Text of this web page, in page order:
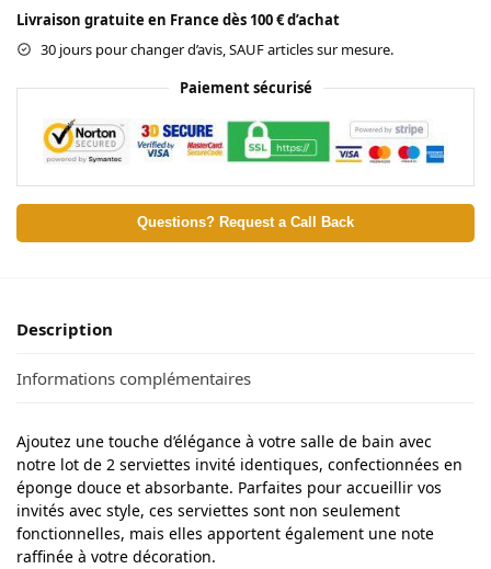
Livraison gratuite en France dès 100 € d’achat
30 jours pour changer d’avis, SAUF articles sur mesure.
Paiement sécurisé
Questions? Request a Call Back
Description
Informations complémentaires
Ajoutez une touche d’élégance à votre salle de bain avec
notre lot de 2 serviettes invité identiques, confectionnées en
éponge douce et absorbante. Parfaites pour accueillir vos
invités avec style, ces serviettes sont non seulement
fonctionnelles, mais elles apportent également une note
raffinée à votre décoration.